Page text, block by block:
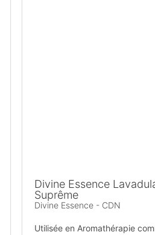
Divine Essence
Suprême
Divine Essence - CDN
Utilisée en Aromathérapie